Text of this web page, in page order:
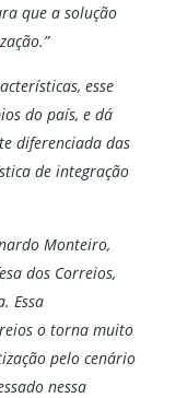
que a solução
esse
do país, e dá
diferenciada das
de integração
Monteiro,
dos Correios,
Essa
o torna muito
pelo cenário
nessa